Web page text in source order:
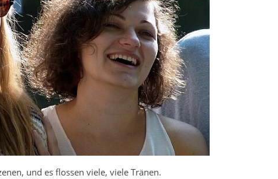
und es flossen viele, viele Tränen.